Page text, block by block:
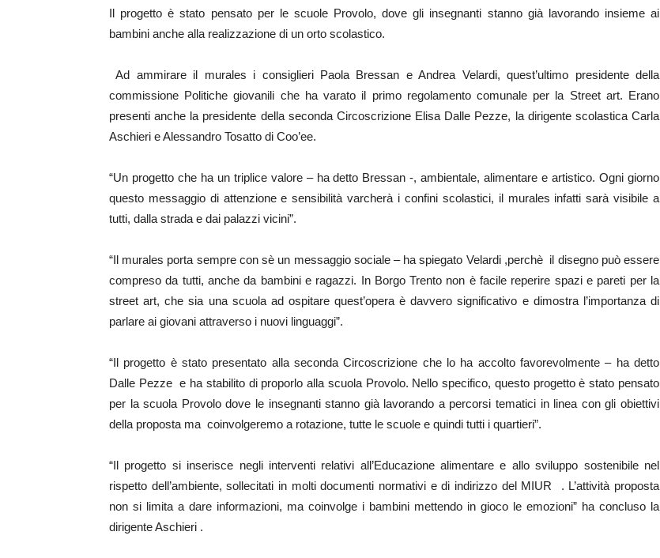
Il progetto è stato pensato per le scuole Provolo, dove gli insegnanti stanno già lavorando insieme ai
bambini anche alla realizzazione di un orto scolastico.
Ad ammirare il murales i consiglieri Paola Bressan e Andrea Velardi, quest’ultimo presidente della
commissione Politiche giovanili che ha varato il primo regolamento comunale per la Street art. Erano
presenti anche la presidente della seconda Circoscrizione Elisa Dalle Pezze, la dirigente scolastica Carla
Aschieri e Alessandro Tosatto di Coo’ee.
“Un progetto che ha un triplice valore – ha detto Bressan -, ambientale, alimentare e artistico. Ogni giorno
questo messaggio di attenzione e sensibilità varcherà i confini scolastici, il murales infatti sarà visibile a
tutti, dalla strada e dai palazzi vicini”.
“Il murales porta sempre con sè un messaggio sociale – ha spiegato Velardi ,perchè il disegno può essere
compreso da tutti, anche da bambini e ragazzi. In Borgo Trento non è facile reperire spazi e pareti per la
street art, che sia una scuola ad ospitare quest’opera è davvero significativo e dimostra l’importanza di
parlare ai giovani attraverso i nuovi linguaggi”.
“Il progetto è stato presentato alla seconda Circoscrizione che lo ha accolto favorevolmente – ha detto
Dalle Pezze e ha stabilito di proporlo alla scuola Provolo. Nello specifico, questo progetto è stato pensato
per la scuola Provolo dove le insegnanti stanno già lavorando a percorsi tematici in linea con gli obiettivi
della proposta ma coinvolgeremo a rotazione, tutte le scuole e quindi tutti i quartieri”.
“Il progetto si inserisce negli interventi relativi all’Educazione alimentare e allo sviluppo sostenibile nel
rispetto dell’ambiente, sollecitati in molti documenti normativi e di indirizzo del MIUR . L’attività proposta
non si limita a dare informazioni, ma coinvolge i bambini mettendo in gioco le emozioni” ha concluso la
dirigente Aschieri .